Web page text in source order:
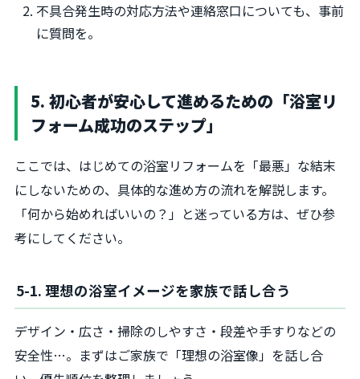
不具合発生時の対応方法や連絡窓口についても、事前
に質問を。
5. 初心者が安心して進めるための「浴室リ
フォーム成功のステップ」
ここでは、はじめての浴室リフォームを「最悪」な結末
にしないための、具体的な進め方の流れを解説します。
「何から始めればいいの？」と迷っている方は、ぜひ参
考にしてください。
5-1. 理想の浴室イメージを家族で話し合う
デザイン・広さ・掃除のしやすさ・段差や手すりなどの
安全性…。まずはご家族で「理想の浴室像」を話し合